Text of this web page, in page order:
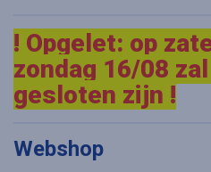
! Opgelet: op
zondag 16/08
gesloten zijn !
Webshop